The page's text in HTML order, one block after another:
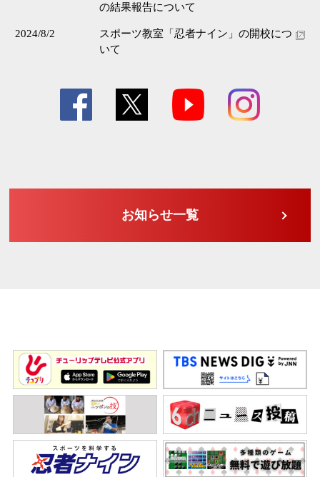
の結果報告について
2024/8/2
スポーツ教室「忍者ナイン」の開校につ
いて
お知らせ一覧